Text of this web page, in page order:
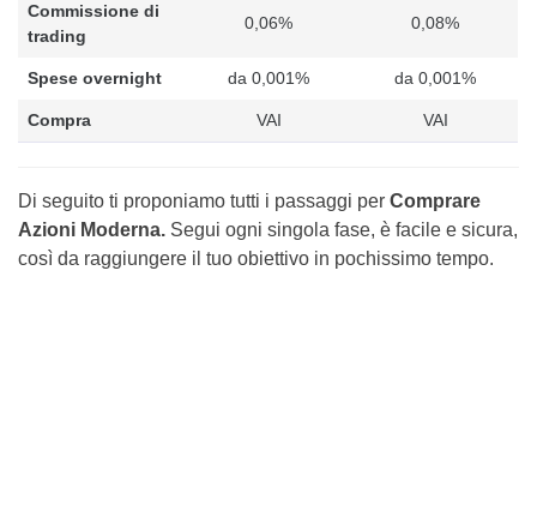
Commissione di
trading
0,06% 0,08%
Spese overnight da 0,001% da 0,001%
Compra VAI VAI
Di seguito ti proponiamo tutti i passaggi per Comprare
Azioni Moderna. Segui ogni singola fase, è facile e sicura,
così da raggiungere il tuo obiettivo in pochissimo tempo.